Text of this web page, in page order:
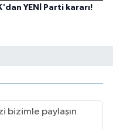
YENİ Parti kararı!